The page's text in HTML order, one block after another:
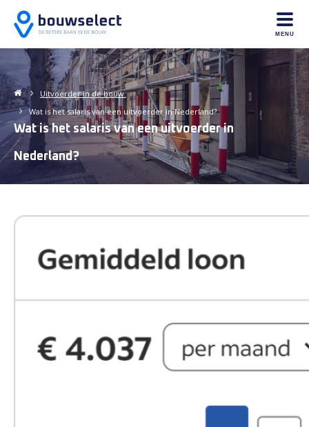
MENU
Uitvoerder in de bouw.
Wat is het salaris van een uitvoerder in Nederland?
Wat is het salaris van een uitvoerder in
Nederland?